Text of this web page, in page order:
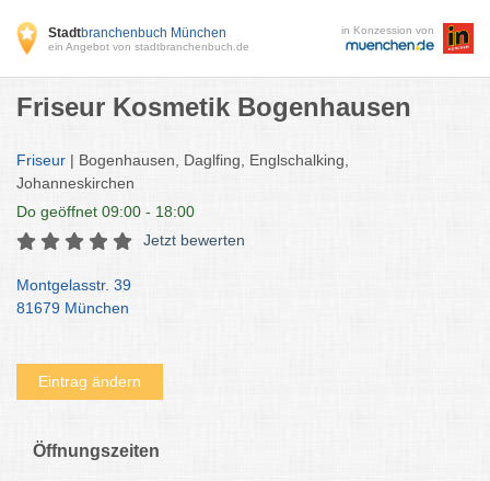
Stadtbranchenbuch München
ein Angebot von stadtbranchenbuch.de
in Konzession von
Friseur Kosmetik Bogenhausen
Friseur | Bogenhausen, Daglfing, Englschalking,
Johanneskirchen
Do geöffnet 09:00 - 18:00
Jetzt bewerten
Montgelasstr. 39
81679 München
Eintrag ändern
Öffnungszeiten